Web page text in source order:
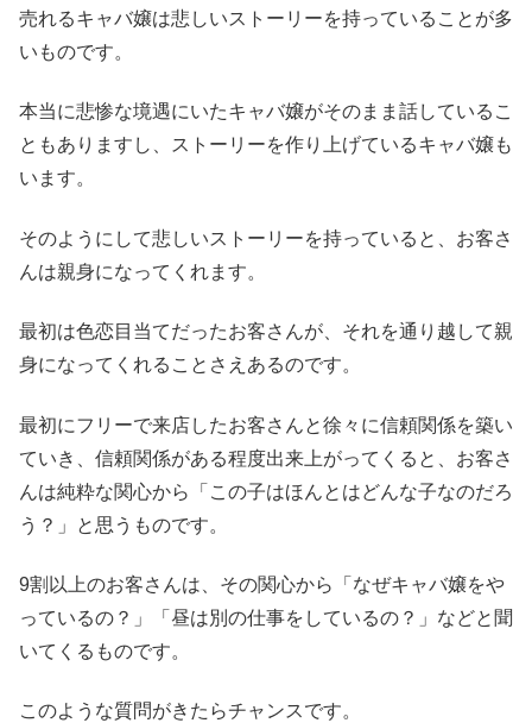
売れるキャバ嬢は悲しいストーリーを持っていることが多
いものです。
本当に悲惨な境遇にいたキャバ嬢がそのまま話しているこ
ともありますし、ストーリーを作り上げているキャバ嬢も
います。
そのようにして悲しいストーリーを持っていると、お客さ
んは親身になってくれます。
最初は色恋目当てだったお客さんが、それを通り越して親
身になってくれることさえあるのです。
最初にフリーで来店したお客さんと徐々に信頼関係を築い
ていき、信頼関係がある程度出来上がってくると、お客さ
んは純粋な関心から「この子はほんとはどんな子なのだろ
う？」と思うものです。
9割以上のお客さんは、その関心から「なぜキャバ嬢をや
っているの？」「昼は別の仕事をしているの？」などと聞
いてくるものです。
このような質問がきたらチャンスです。